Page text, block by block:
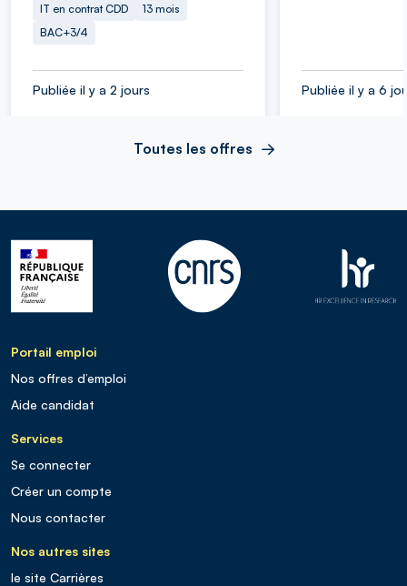
IT en contrat CDD
13 mois
BAC+3/4
Publiée il y a 2 jours Publiée il y a 6
Toutes les offres
Portail emploi
Nos offres d’emploi
Aide candidat
Services
Se connecter
Créer un compte
Nous contacter
Nos autres sites
le site Carrières